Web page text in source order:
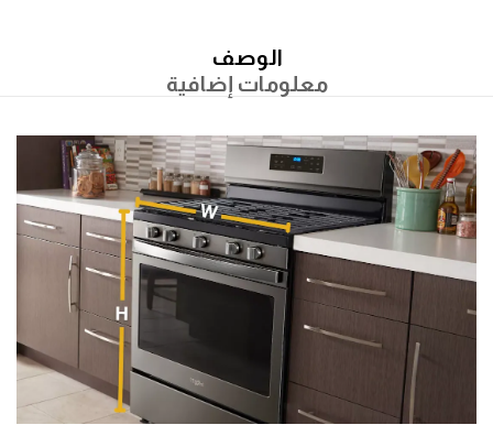
الوصف
معلومات إضافية